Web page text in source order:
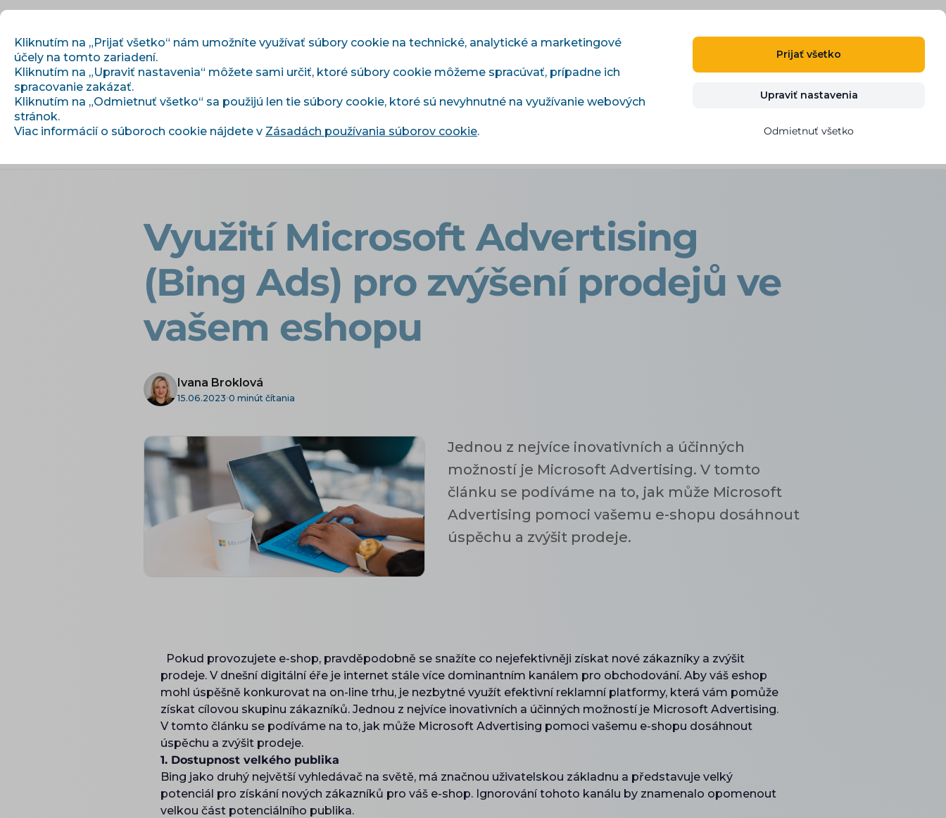
VYSKÚŠAŤ ZDARMA
Využití Microsoft Advertising
(Bing Ads) pro zvýšení prodejů ve
vašem eshopu
Ivana Broklová
15.06.2023 0 minút čítania
Jednou z nejvíce inovativních a účinných
možností je Microsoft Advertising. V tomto
článku se podíváme na to, jak může Microsoft
Advertising pomoci vašemu e-shopu dosáhnout
úspěchu a zvýšit prodeje.
Pokud provozujete e-shop, pravděpodobně se snažíte co nejefektivněji získat nové zákazníky a zvýšit
prodeje. V dnešní digitální éře je internet stále více dominantním kanálem pro obchodování. Aby váš eshop
mohl úspěšně konkurovat na on-line trhu, je nezbytné využít efektivní reklamní platformy, která vám pomůže
získat cílovou skupinu zákazníků. Jednou z nejvíce inovativních a účinných možností je Microsoft Advertising.
V tomto článku se podíváme na to, jak může Microsoft Advertising pomoci vašemu e-shopu dosáhnout
úspěchu a zvýšit prodeje.
1. Dostupnost velkého publika
Bing jako druhý největší vyhledávač na světě, má značnou uživatelskou základnu a představuje velký
potenciál pro získání nových zákazníků pro váš e-shop. Ignorování tohoto kanálu by znamenalo opomenout
velkou část potenciálního publika.
Kliknutím na „Prijať všetko“ nám umožníte využívať súbory cookie na technické, analytické a marketingové
účely na tomto zariadení.
Kliknutím na „Upraviť nastavenia“ môžete sami určiť, ktoré súbory cookie môžeme spracúvať, prípadne ich
spracovanie zakázať.
Kliknutím na „Odmietnuť všetko“ sa použijú len tie súbory cookie, ktoré sú nevyhnutné na využívanie webových
stránok.
Viac informácií o súboroch cookie nájdete v Zásadách používania súborov cookie.
Prijať všetko
Upraviť nastavenia
Odmietnuť všetko